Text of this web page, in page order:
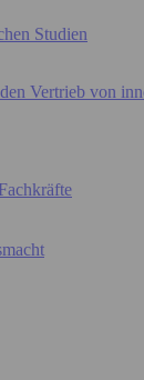
Studien
Vertrieb von